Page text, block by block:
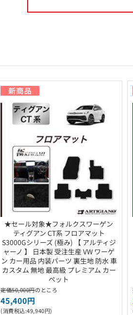
★セール対象★フォルクスワーゲン
ティグアン CT系 フロアマット
S3000Gシリーズ (極み) 【 アルティジ
ャーノ 】 日本製 受注生産 VW ワーゲ
ン カー用品 内装パーツ 裏生地 防水 車
カスタム 無地 最高級 プレミアム カー
ペット
定価50,000円のところ
45,400円
(消費税込:49,940円)